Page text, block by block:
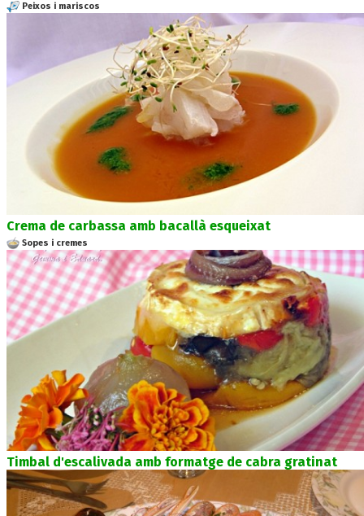
Peixos i mariscos
Crema de carbassa amb bacallà esqueixat
Sopes i cremes
Timbal d'escalivada amb formatge de cabra gratinat